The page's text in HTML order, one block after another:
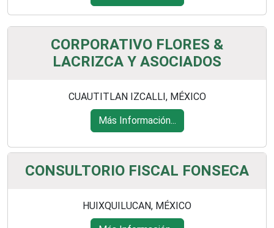
CORPORATIVO FLORES &
LACRIZCA Y ASOCIADOS
CUAUTITLAN IZCALLI, MÉXICO
Más Información...
CONSULTORIO FISCAL FONSECA
HUIXQUILUCAN, MÉXICO